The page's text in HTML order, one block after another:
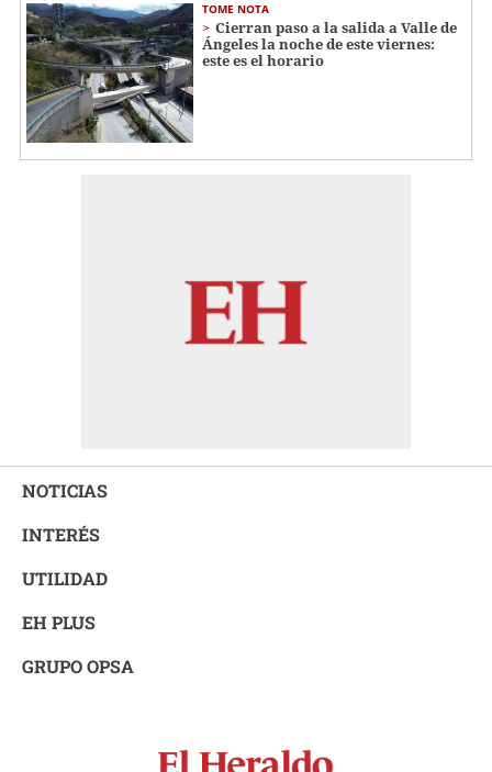
TOME NOTA
Cierran paso a la salida a Valle de
Ángeles la noche de este viernes:
este es el horario
NOTICIAS
INTERÉS
UTILIDAD
EH PLUS
GRUPO OPSA